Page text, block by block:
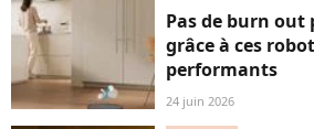
Pas de burn out
grâce à ces
performants
24 juin 2026